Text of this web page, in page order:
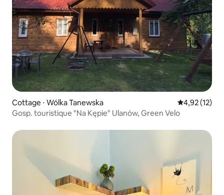
Cottage ⋅ Wólka Tanewska Évaluation
4,92 (12)
Gosp. touristique "Na Kępie" Ulanów, Green Velo